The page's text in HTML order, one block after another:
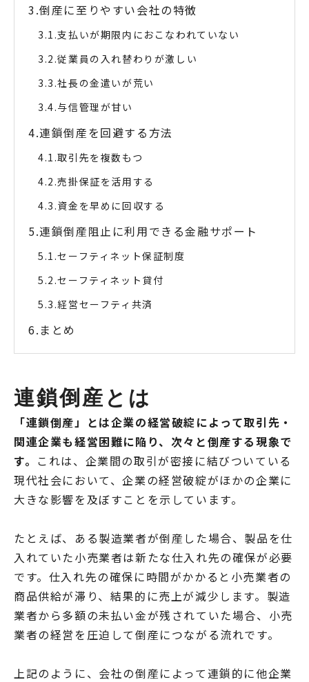
倒産に至りやすい会社の特徴
支払いが期限内におこなわれていない
従業員の入れ替わりが激しい
社長の金遣いが荒い
与信管理が甘い
連鎖倒産を回避する方法
取引先を複数もつ
売掛保証を活用する
資金を早めに回収する
連鎖倒産阻止に利用できる金融サポート
セーフティネット保証制度
セーフティネット貸付
経営セーフティ共済
まとめ
連鎖倒産とは
「連鎖倒産」とは企業の経営破綻によって取引先・
関連企業も経営困難に陥り、次々と倒産する現象で
す。 これは、企業間の取引が密接に結びついている
現代社会において、企業の経営破綻がほかの企業に
大きな影響を及ぼすことを示しています。
たとえば、ある製造業者が倒産した場合、製品を仕
入れていた小売業者は新たな仕入れ先の確保が必要
です。仕入れ先の確保に時間がかかると小売業者の
商品供給が滞り、結果的に売上が減少します。製造
業者から多額の未払い金が残されていた場合、小売
業者の経営を圧迫して倒産につながる流れです。
上記のように、会社の倒産によって連鎖的に他企業